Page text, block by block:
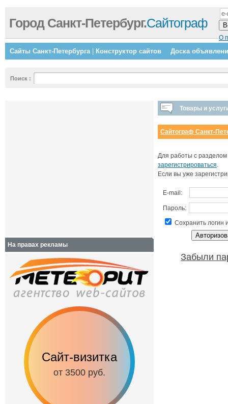
О
Город Санкт-Петербург.Сайтограф
Сайты Санкт-Петербурга| Конструктор сайтов Доска
Поиск :
Товары и
Сайтограф Санкт-
Для работы с
зарегистрироваться.
Если вы уже
E-mail:
Пароль:
Сохранить логин
Забыли
На правах рекламы
Сайт-визитка
от 3500 руб.